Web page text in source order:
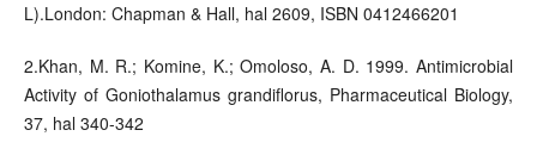
L).London: Chapman & Hall, hal 2609, ISBN 0412466201
2.Khan, M. R.; Komine, K.; Omoloso, A. D. 1999. Antimicrobial
Activity of Goniothalamus grandiflorus, Pharmaceutical Biology,
37, hal 340-342